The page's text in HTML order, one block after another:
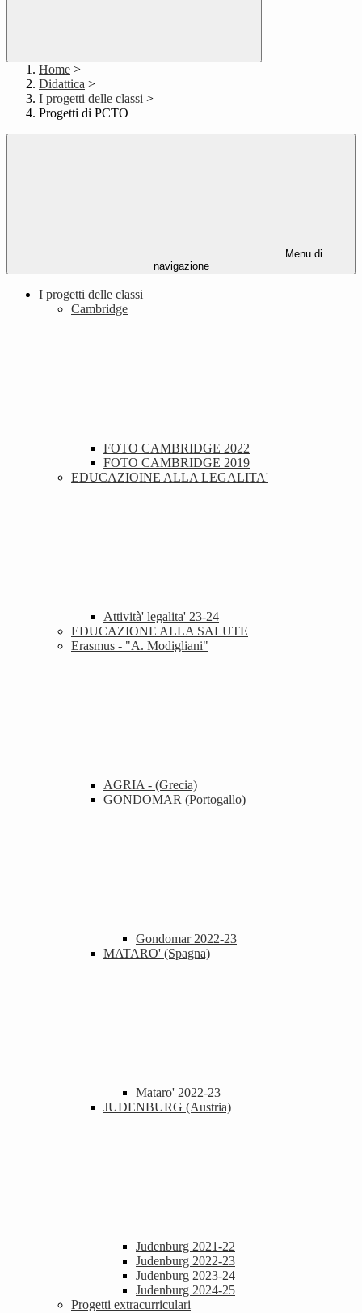
Home >
Didattica >
I progetti delle classi >
Progetti di PCTO
Menu di
navigazione
I progetti delle classi
Cambridge
FOTO CAMBRIDGE 2022
FOTO CAMBRIDGE 2019
EDUCAZIOINE ALLA LEGALITA'
Attività' legalita' 23-24
EDUCAZIONE ALLA SALUTE
Erasmus - "A. Modigliani"
AGRIA - (Grecia)
GONDOMAR (Portogallo)
Gondomar 2022-23
MATARO' (Spagna)
Mataro' 2022-23
JUDENBURG (Austria)
Judenburg 2021-22
Judenburg 2022-23
Judenburg 2023-24
Judenburg 2024-25
Progetti extracurriculari